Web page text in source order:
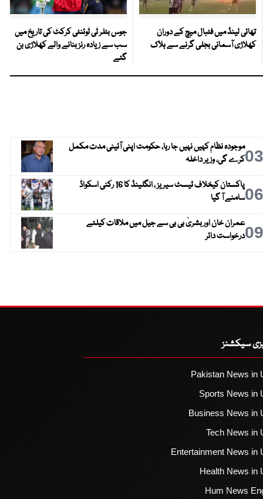
تھائی لینڈ میں فٹبال میچ کے دوران
کھلاڑی آسمانی بجلی گرنے سے ہلاک
جوس بٹلر ٹی ٹوئنٹی کرکٹ کی تاریخ میں
سب سے زیادہ رنز بنانے والے کھلاڑی بن
گئے
03موجودہ نظام کہیں نہیں جا رہا، حکومت اپنی آئینی مدت مکمل
کرے گی، وزیر داخلہ
06
پاکستان کیخلاف ٹیسٹ سیریز ، انگلینڈ کا 16 رکنی اسکواڈ
سامنے آ گیا
09عمران خان اور بشریٰ بی بی سے جیل میں ملاقات کیلئے
درخواست دائر
سیکشنز
Pakistan News in
Sports News in
Business News in
Tech News in
Entertainment News in
Health News in
Hum News